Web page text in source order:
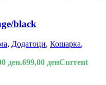
black
, Додатоци, Кошарка,
ден.699,00 денCurrent